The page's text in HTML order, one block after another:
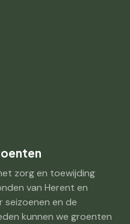
zorg en toewijding
van Herent en
seizoenen en de
kunnen we groenten